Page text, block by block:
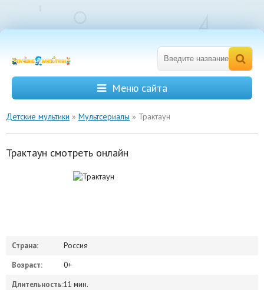
Меню сайта
Детские мультики » Мультсериалы » Трактаун
Трактаун смотреть онлайн
Страна:
Россия
Возраст:
0+
Длительность:11 мин.